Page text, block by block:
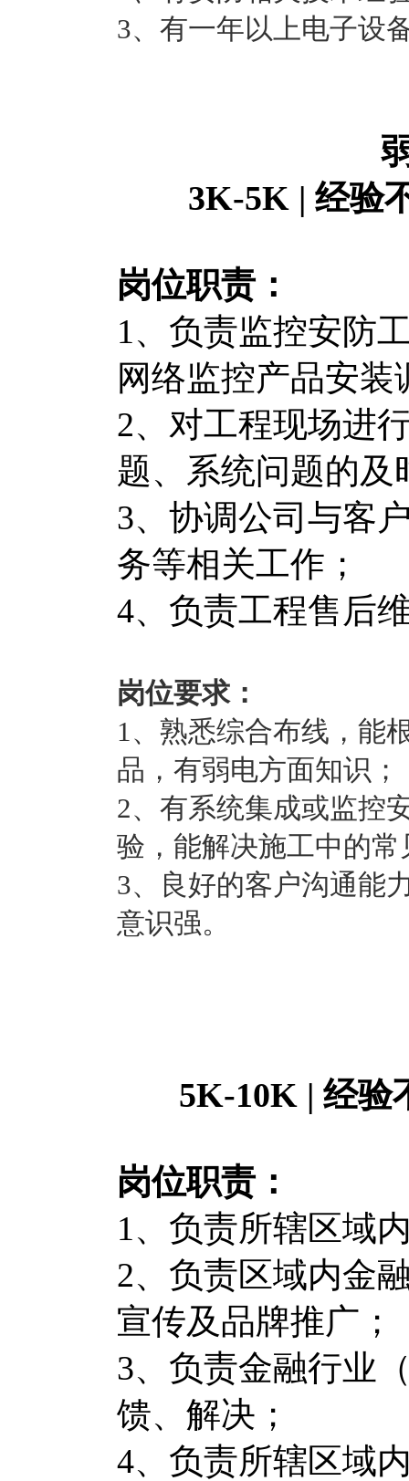
3、有一年以上电子设
3K-5K | 经验
岗位职责：
1、负责监控安防
网络监控产品安装
2、对工程现场进
题、系统问题的及
3、协调公司与客
务等相关工作；
4、负责工程售后
岗位要求：
1、熟悉综合布线，能
品，有弱电方面知识；
2、有系统集成或监控
验，能解决施工中的常
3、良好的客户沟通能
意识强。
5K-10K | 经验
岗位职责：
1、负责所辖区域
2、负责区域内金
宣传及品牌推广；
3、负责金融行业
馈、解决；
4、负责所辖区域